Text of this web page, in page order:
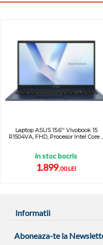
Laptop ASUS 15.6'' Vivobook 15
R1504VA, FHD, Procesor Intel Core
in stoc bocris
1.899,00 LEI
Informatii
Aboneaza-te la